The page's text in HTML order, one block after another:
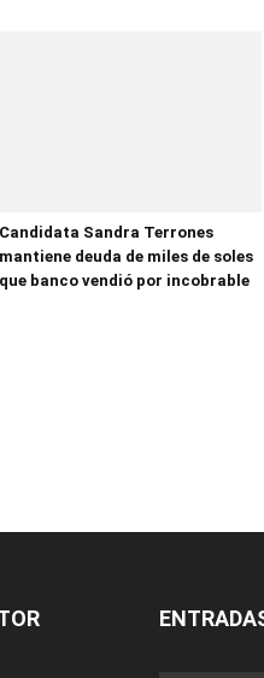
Candidata Sandra Terrones
mantiene deuda de miles de soles
que banco vendió por incobrable